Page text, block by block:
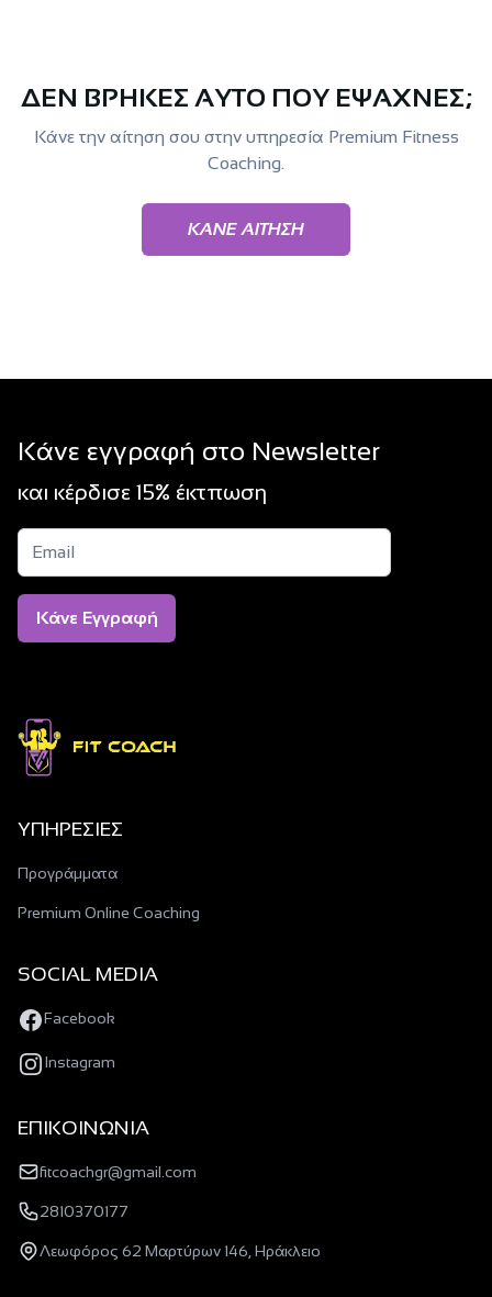
ΔΕΝ ΒΡΗΚΕΣ ΑΥΤΟ ΠΟΥ ΕΨΑΧΝΕΣ;
Κάνε την αίτηση σου στην υπηρεσία Premium Fitness
Coaching.
ΚΑΝΕ ΑΙΤΗΣΗ
Kάνε εγγραφή στο Νewsletter
και κέρδισε 15% έκτπωση
Kάνε Εγγραφή
YΠΗΡΕΣΙΕΣ
Προγράμματα
Premium Οnline Coaching
SOCIAL MEDIA
Facebook
Instagram
ΕΠΙΚΟΙΝΩΝΙΑ
fitcoachgr@gmail.com
2810370177
Λεωφόρος 62 Μαρτύρων 146, Ηράκλειο